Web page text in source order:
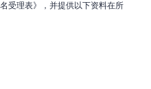
受理表》，并提供以下资料在所